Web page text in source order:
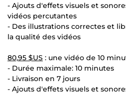
- Ajouts d'effets visuels et
vidéos percutantes
- Des illustrations correctes et
la qualité des vidéos
80,95 $US : une vidéo de 10
- Durée maximale: 10 minutes
- Livraison en 7 jours
- Ajouts d'effets visuels et